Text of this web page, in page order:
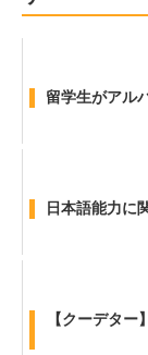
留学生がアル
日本語能力に
【クーデタ